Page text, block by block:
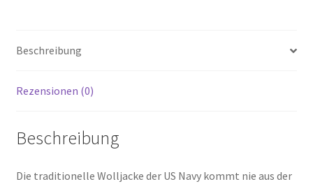
Beschreibung
Rezensionen (0)
Beschreibung
Die traditionelle Wolljacke der US Navy kommt nie aus der